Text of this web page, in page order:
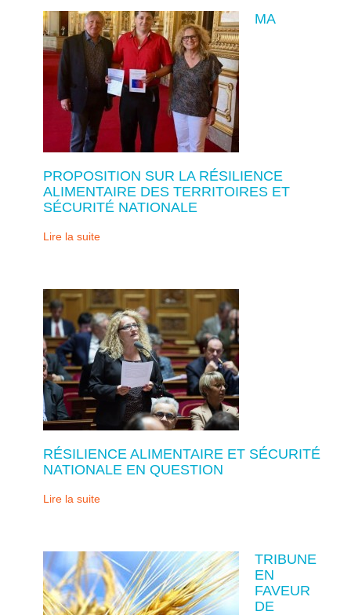
MA
PROPOSITION SUR LA RÉSILIENCE
ALIMENTAIRE DES TERRITOIRES ET
SÉCURITÉ NATIONALE
Lire la suite
RÉSILIENCE ALIMENTAIRE ET SÉCURITÉ
NATIONALE EN QUESTION
Lire la suite
TRIBUNE
EN
FAVEUR
DE